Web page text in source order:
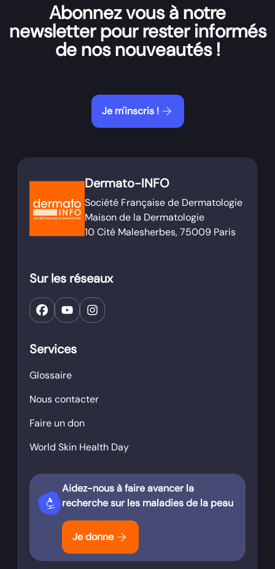
Abonnez vous à notre
newsletter pour rester informés
de nos nouveautés !
Je m'inscris ! arrow_forward
Dermato-INFO
Société Française de Dermatologie
Maison de la Dermatologie
10 Cité Malesherbes, 75009 Paris
Sur les réseaux
Services
Glossaire
Nous contacter
Faire un don
World Skin Health Day
biotech
Aidez-nous à faire avancer la
recherche sur les maladies de la peau
Je donne arrow_forward